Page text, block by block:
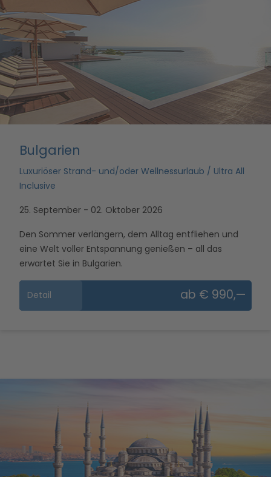
Bulgarien
Luxuriöser Strand- und/oder Wellnessurlaub / Ultra All
Inclusive
25. September - 02. Oktober 2026
Den Sommer verlängern, dem Alltag entfliehen und
eine Welt voller Entspannung genießen – all das
erwartet Sie in Bulgarien.
Detail ab € 990,—